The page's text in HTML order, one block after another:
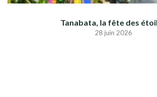
Tanabata, la fête des
28 juin 2026